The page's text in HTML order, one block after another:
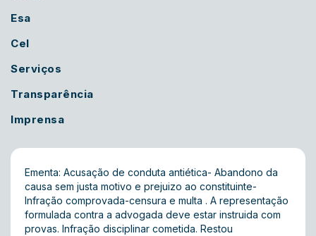
Esa
Cel
Serviços
Transparência
Imprensa
Ementa: Acusação de conduta antiética- Abandono da
causa sem justa motivo e prejuizo ao constituinte-
Infração comprovada-censura e multa . A representação
formulada contra a advogada deve estar instruida com
provas. Infração disciplinar cometida. Restou